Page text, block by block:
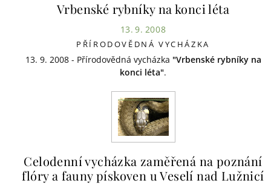
Vrbenské rybníky na konci léta
13. 9. 2008
PŘÍRODOVĚDNÁ VYCHÁZKA
13. 9. 2008 - Přírodovědná vycházka "Vrbenské rybníky na
konci léta".
Celodenní vycházka zaměřená na poznání
flóry a fauny pískoven u Veselí nad Lužnicí